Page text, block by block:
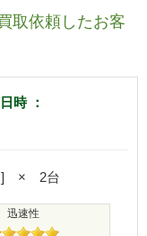
取依頼したお客
時 ：
] × 2台
迅速性